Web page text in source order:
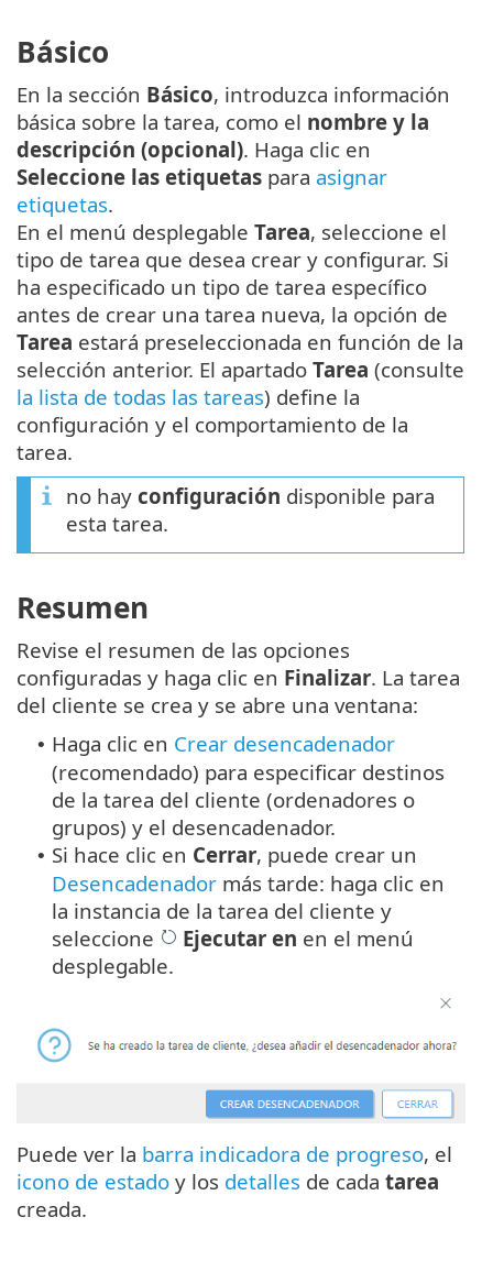
Básico
En la sección Básico, introduzca información
básica sobre la tarea, como el nombre y la
descripción (opcional). Haga clic en
Seleccione las etiquetas para asignar
etiquetas.
En el menú desplegable Tarea, seleccione el
tipo de tarea que desea crear y configurar. Si
ha especificado un tipo de tarea específico
antes de crear una tarea nueva, la opción de
Tarea estará preseleccionada en función de la
selección anterior. El apartado Tarea (consulte
la lista de todas las tareas) define la
configuración y el comportamiento de la
tarea.
no hay configuración disponible para
esta tarea.
Resumen
Revise el resumen de las opciones
configuradas y haga clic en Finalizar. La tarea
del cliente se crea y se abre una ventana:
• Haga clic en Crear desencadenador
(recomendado) para especificar destinos
de la tarea del cliente (ordenadores o
grupos) y el desencadenador.
• Si hace clic en Cerrar, puede crear un
Desencadenador más tarde: haga clic en
la instancia de la tarea del cliente y
seleccione
Ejecutar en en el menú
desplegable.
Puede ver la barra indicadora de progreso, el
icono de estado y los detalles de cada tarea
creada.